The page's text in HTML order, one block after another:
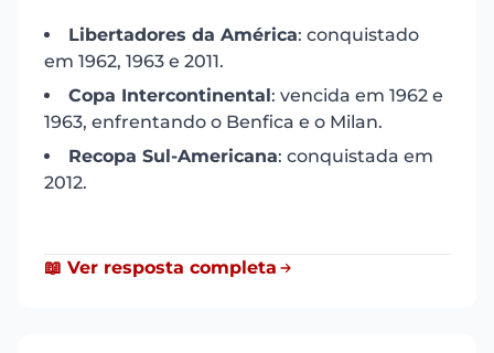
Libertadores da América: conquistado
em 1962, 1963 e 2011.
Copa Intercontinental: vencida em 1962 e
1963, enfrentando o Benfica e o Milan.
Recopa Sul-Americana: conquistada em
2012.
📖 Ver resposta completa